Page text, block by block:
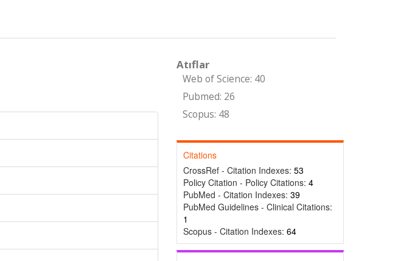
Atıflar
Web of Science: 40
Pubmed: 26
Scopus: 48
Citations
CrossRef - Citation Indexes: 53
Policy Citation - Policy Citations: 4
PubMed - Citation Indexes: 39
PubMed Guidelines - Clinical Citations:
1
Scopus - Citation Indexes: 64